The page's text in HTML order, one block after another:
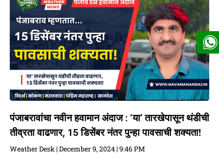
पंजाबरावांचा नवीन हवामान अंदाज : ‘या’ तारखेपासून थंडीची
तीव्रता वाढणार, 15 डिसेंबर नंतर पुन्हा पावसाची शक्यता!
Weather Desk December 9, 2024 9:46 PM